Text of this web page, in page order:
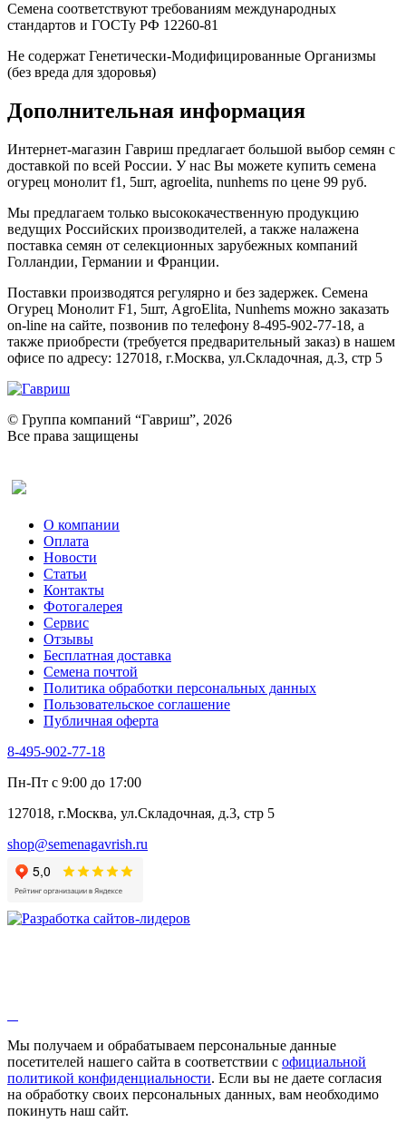
Семена соответствуют требованиям международных
стандартов и ГОСТу РФ 12260-81
Не содержат Генетически-Модифицированные Организмы
(без вреда для здоровья)
Дополнительная информация
Интернет-магазин Гавриш предлагает большой выбор семян с
доставкой по всей России. У нас Вы можете купить семена
огурец монолит f1, 5шт, agroelita, nunhems по цене 99 руб.
Мы предлагаем только высококачественную продукцию
ведущих Российских производителей, а также налажена
поставка семян от селекционных зарубежных компаний
Голландии, Германии и Франции.
Поставки производятся регулярно и без задержек. Семена
Огурец Монолит F1, 5шт, AgroElita, Nunhems можно заказать
on-line на сайте, позвонив по телефону 8-495-902-77-18, а
также приобрести (требуется предварительный заказ) в нашем
офисе по адресу: 127018, г.Москва, ул.Складочная, д.3, стр 5
© Группа компаний “Гавриш”, 2026
Все права защищены
О компании
Оплата
Новости
Статьи
Контакты
Фотогалерея​
Сервис
Отзывы
Бесплатная доставка
Семена почтой
Политика обработки персональных данных
Пользовательское соглашение
Публичная оферта
8-495-902-77-18
Пн-Пт с 9:00 до 17:00
127018, г.Москва, ул.Складочная, д.3, стр 5
shop@semenagavrish.ru
Мы получаем и обрабатываем персональные данные
посетителей нашего сайта в соответствии с официальной
политикой конфиденциальности. Если вы не даете согласия
на обработку своих персональных данных, вам необходимо
покинуть наш сайт.